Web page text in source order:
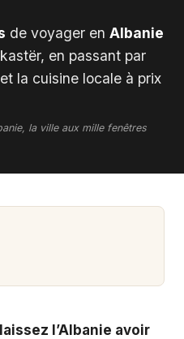
de voyager enAlbanie
en passant par
et la cuisine locale à prix
la ville aux mille fenêtres
l’Albanie avoir